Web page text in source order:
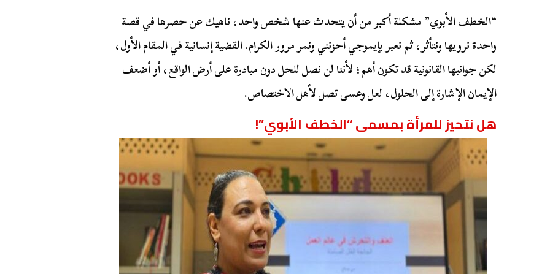
“الخطف الأبوي” مشكلة أكبر من أن يتحدث عنها شخص واحد، ناهيك عن حصرها في قصة
واحدة نرويها ونتأثر، ثم نعبر بإيموجي أحزنني ونمر مرور الكرام. القضية إنسانية في المقام الأول،
لكن جوانبها القانونية قد تكون أهم؛ لأننا لن نصل للحل دون مبادرة على أرض الواقع، أو أضعف
الإيمان الإشارة إلى الحلول، لعل وعسى تصل لأهل الاختصاص.
هل نتحيز للمرأة بمسمى “الخطف الأبوي”!